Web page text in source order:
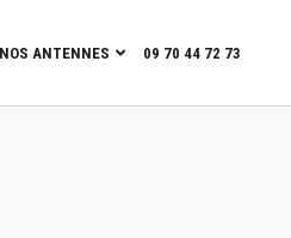
NOS ANTENNES 09 70 44 72 73